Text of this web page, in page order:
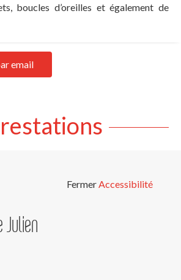
boucles d’oreilles et également de
email
Fermer
Julien
Accessibilité